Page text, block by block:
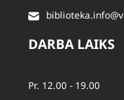
DARBA LAIKS
Pr. 12.00 - 19.00